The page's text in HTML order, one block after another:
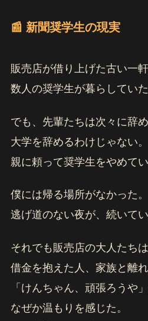
📰 新聞奨学生の現実
販売店が借り上げた古い一軒
数人の奨学生が暮らしていた
でも、先輩たちは次々に辞め
大学を辞めるわけじゃない。
親に頼って奨学生をやめてい
僕には帰る場所がなかった。
逃げ道のない夜が、続いてい
それでも販売店の大人たち
借金を抱えた人、家族と離
「けんちゃん、頑張ろうや
なぜか温もりを感じた。